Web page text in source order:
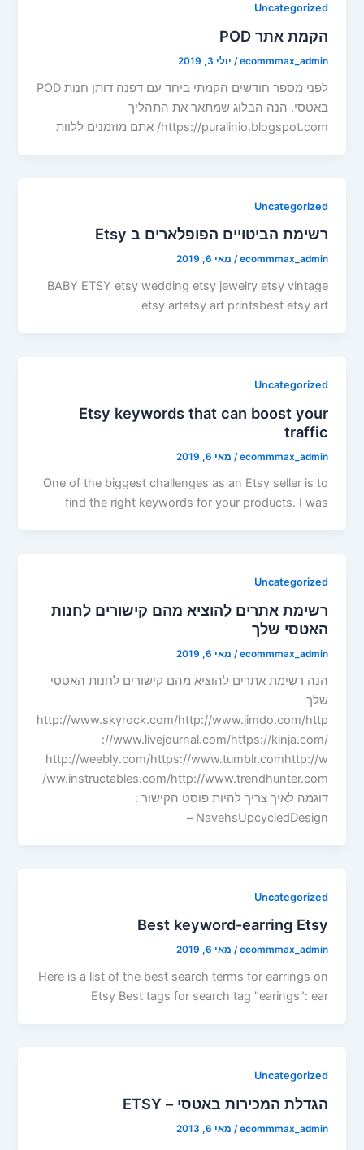
Uncategorized
הקמת אתר POD
ecommmax_admin
/ יולי 3, 2019
לפני מספר חודשים הקמתי ביחד עם דפנה דותן חנות POD
באטסי. הנה הבלוג שמתאר את התהליך
https://puralinio.blogspot.com/ אתם מוזמנים ללוות
Uncategorized
רשימת הביטויים הפופלארים ב Etsy
ecommmax_admin
/ מאי 6, 2019
BABY ETSY etsy wedding etsy jewelry etsy vintage
etsy artetsy art printsbest etsy art
Uncategorized
Etsy keywords that can boost your
traffic
ecommmax_admin
/ מאי 6, 2019
One of the biggest challenges as an Etsy seller is to
find the right keywords for your products. I was
Uncategorized
רשימת אתרים להוציא מהם קישורים לחנות
האטסי שלך
ecommmax_admin
/ מאי 6, 2019
הנה רשימת אתרים להוציא מהם קישורים לחנות האטסי
שלך
http://www.skyrock.com/http://www.jimdo.com/http
://www.livejournal.com/https://kinja.com/
http://weebly.com/https://www.tumblr.comhttp://w
ww.instructables.com/http://www.trendhunter.com/
דוגמה לאיך צריך להיות פוסט הקישור :
NavehsUpcycledDesign –
Uncategorized
Best keyword-earring Etsy
ecommmax_admin
/ מאי 6, 2019
Here is a list of the best search terms for earrings on
Etsy Best tags for search tag "earings": ear
Uncategorized
הגדלת המכירות באטסי – ETSY
ecommmax_admin
/ מאי 6, 2013